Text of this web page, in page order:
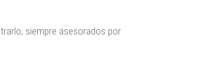
siempre asesorados por